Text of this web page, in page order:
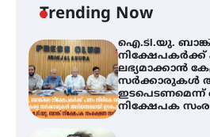
Trending Nowഇടപെടണമെന്ന്
നിക്ഷേപക
ശക്തമായ
ആഗസ്റ്റ് 12
തൃശൂർ